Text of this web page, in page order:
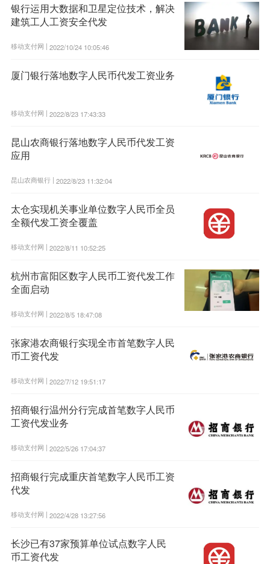
银行运用大数据和卫星定位技术，解决
建筑工人工资安全代发
移动支付网 | 2022/10/24 10:05:46
厦门银行落地数字人民币代发工资业务
移动支付网 | 2022/8/23 17:43:33
昆山农商银行落地数字人民币代发工资
应用
昆山农商银行 | 2022/8/23 11:32:04
太仓实现机关事业单位数字人民币全员
全额代发工资全覆盖
移动支付网 | 2022/8/11 10:52:25
杭州市富阳区数字人民币工资代发工作
全面启动
移动支付网 | 2022/8/5 18:47:08
张家港农商银行实现全市首笔数字人民
币工资代发
移动支付网 | 2022/7/12 19:51:17
招商银行温州分行完成首笔数字人民币
工资代发业务
移动支付网 | 2022/5/26 17:04:37
招商银行完成重庆首笔数字人民币工资
代发
移动支付网 | 2022/4/28 13:27:56
长沙已有37家预算单位试点数字人民
币工资代发